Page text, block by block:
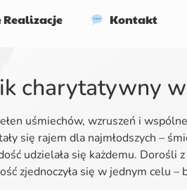
Realizacje Kontakt
charytatywny
uśmiechów, wzruszeń i
się rajem dla najmłodszych –
udzielała się każdemu. Dorośli
zjednoczyła się w jednym celu –